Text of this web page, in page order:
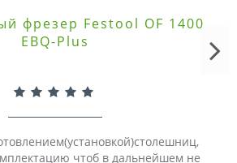
фрезер Festool OF 1400
EBQ-Plus
чтоб в дальнейшем не